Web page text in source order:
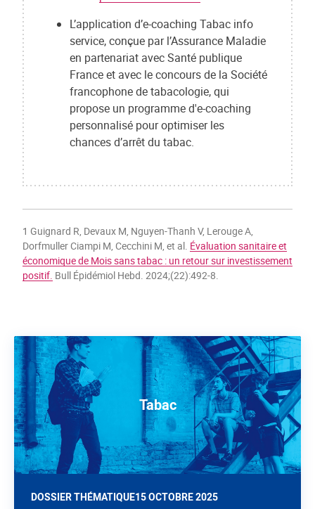
L’application d’e-coaching Tabac info
service, conçue par l’Assurance Maladie
en partenariat avec Santé publique
France et avec le concours de la Société
francophone de tabacologie, qui
propose un programme d'e-coaching
personnalisé pour optimiser les
chances d’arrêt du tabac.
1 Guignard R, Devaux M, Nguyen-Thanh V, Lerouge A,
Dorfmuller Ciampi M, Cecchini M, et al. Évaluation sanitaire et
économique de Mois sans tabac : un retour sur investissement
positif. Bull Épidémiol Hebd. 2024;(22):492-8.
Tabac
DOSSIER THÉMATIQUE15 OCTOBRE 2025